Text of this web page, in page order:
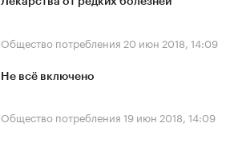
Общество потребления 20 июн 2018, 14:09
Не всё включено
Общество потребления 19 июн 2018, 14:09